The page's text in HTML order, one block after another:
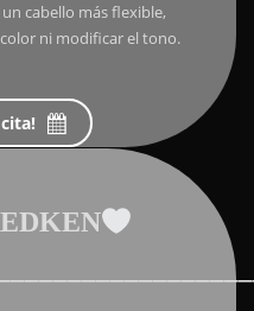
cabello más flexible,
ni modificar el tono.